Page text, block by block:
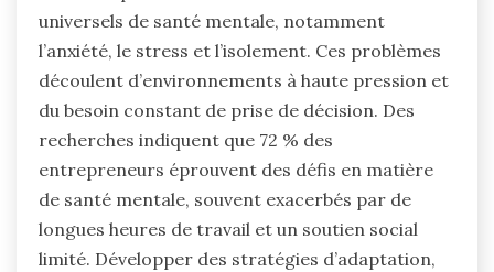
universels de santé mentale, notamment
l’anxiété, le stress et l’isolement. Ces problèmes
découlent d’environnements à haute pression et
du besoin constant de prise de décision. Des
recherches indiquent que 72 % des
entrepreneurs éprouvent des défis en matière
de santé mentale, souvent exacerbés par de
longues heures de travail et un soutien social
limité. Développer des stratégies d’adaptation,